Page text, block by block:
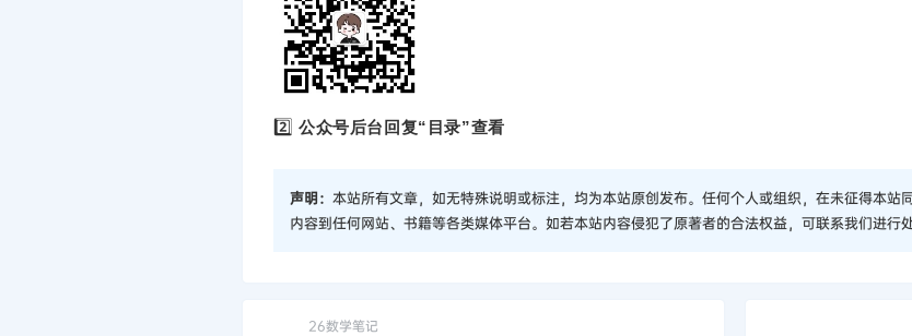
2️⃣公众号后台回复“目录”查看
声明： 本站所有文章，如无特殊说明或标注，均为本站原创发布。任何个人或组织，在未征得本站
内容到任何网站、书籍等各类媒体平台。如若本站内容侵犯了原著者的合法权益，可联系我们进行处
26数学笔记